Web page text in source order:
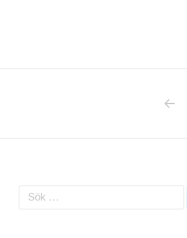
Sök efter: